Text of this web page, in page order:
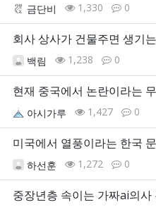
금단비 1,330 0
회사 상사가 건물주면 생기
백림 1,238 0
현재 중국에서 논란이라는
아시가루 1,427 0
미국에서 열풍이라는 한국
하선훈 1,272 0
중장년층 속이는 가짜ai의